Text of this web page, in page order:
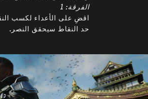
الفرقة: 1
اقضِ على الأعداء لكسب
حد النقاط سيحقق النصر.